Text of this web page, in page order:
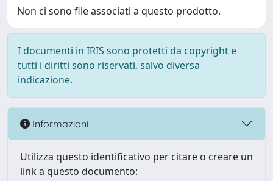
Non ci sono file associati a questo prodotto.
I documenti in IRIS sono protetti da copyright e
tutti i diritti sono riservati, salvo diversa
indicazione.
Informazioni
Utilizza questo identificativo per citare o creare un
link a questo documento: